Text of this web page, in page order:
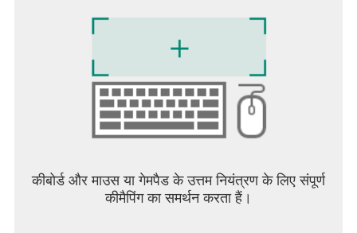
समर्थित भाषाएँ: अंग्रेजी, Deutsch, Español, Français,
इटालियनो, 日本語, Polski, Português (ब्राज़ील),
Pусский, 简体中文, 繁體中文
© 2024 इलेक्ट्रॉनिक आर्ट्स इंक. जीआरआईडी और कोडमास्टर्स
इलेक्ट्रॉनिक आर्ट्स इंक के ट्रेडमार्क हैं। मूल रूप से कोडमास्टर्स
कीबोर्ड और माउस या गेमपैड के उत्तम नियंत्रण के लिए संपूर्ण
कीमैपिंग का समर्थन करता हैं।